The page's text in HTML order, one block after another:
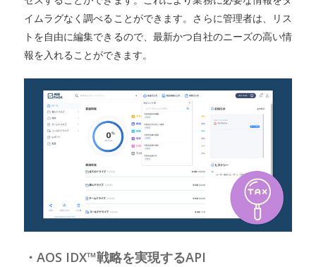
イムラグなく調べることができます。さらに管理者は、リス
トを自由に編集できるので、最新かつ自社のニーズの高い情
報を入れることができます。
・AOS IDX™戦略を実現するAPI